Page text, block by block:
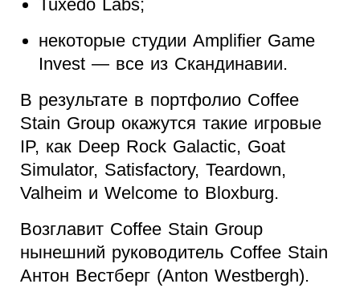
Tuxedo Labs;
некоторые студии Amplifier Game
Invest — все из Скандинавии.
В результате в портфолио Coffee
Stain Group окажутся такие игровые
IP, как Deep Rock Galactic, Goat
Simulator, Satisfactory, Teardown,
Valheim и Welcome to Bloxburg.
Возглавит Coffee Stain Group
нынешний руководитель Coffee Stain
Антон Вестберг (Anton Westbergh).